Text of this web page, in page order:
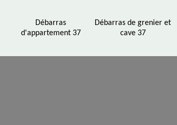
Débarras
d'appartement 37
Débarras de grenier et
cave 37